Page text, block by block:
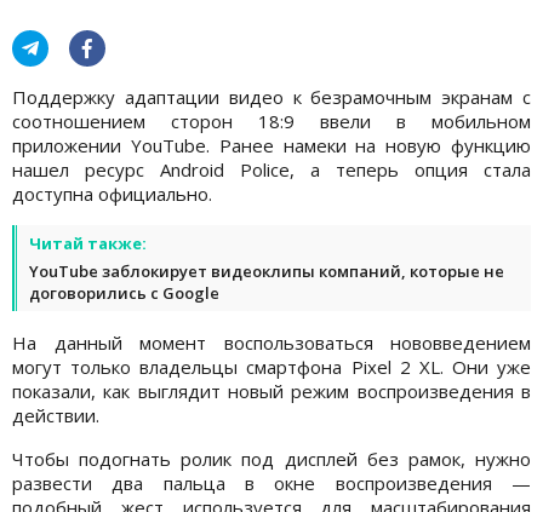
Поддержку адаптации видео к безрамочным экранам с
соотношением сторон 18:9 ввели в мобильном
приложении YouTube. Ранее намеки на новую функцию
нашел ресурс Android Police, а теперь опция стала
доступна официально.
Читай также:
YouTube заблокирует видеоклипы компаний, которые не
договорились с Google
На данный момент воспользоваться нововведением
могут только владельцы смартфона Pixel 2 XL. Они уже
показали, как выглядит новый режим воспроизведения в
действии.
Чтобы подогнать ролик под дисплей без рамок, нужно
развести два пальца в окне воспроизведения —
подобный жест используется для масштабирования